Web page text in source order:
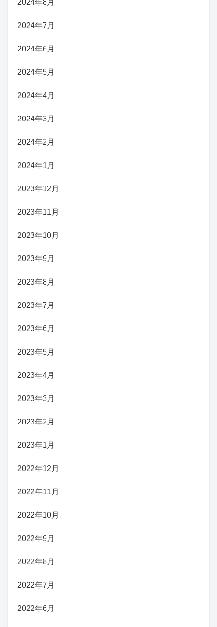
2024年8月
2024年7月
2024年6月
2024年5月
2024年4月
2024年3月
2024年2月
2024年1月
2023年12月
2023年11月
2023年10月
2023年9月
2023年8月
2023年7月
2023年6月
2023年5月
2023年4月
2023年3月
2023年2月
2023年1月
2022年12月
2022年11月
2022年10月
2022年9月
2022年8月
2022年7月
2022年6月